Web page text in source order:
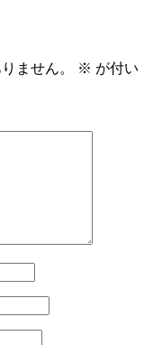
ません。 ※ が付い